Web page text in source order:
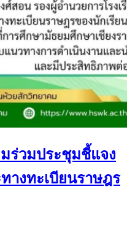
ร่วมประชุมชี้แจง
างทะเบียนราษฎร